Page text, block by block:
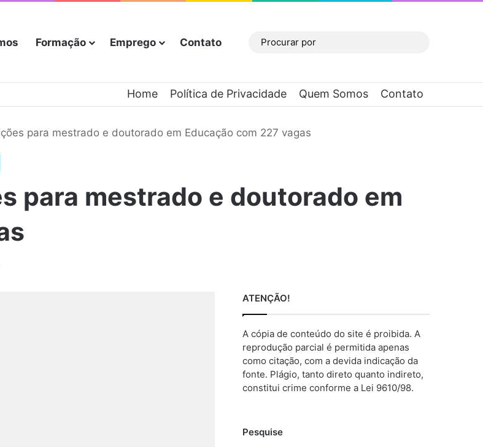
Formação Emprego Contato Barra Lateral
Home Política de Privacidade Quem Somos Contato
para mestrado e doutorado em Educação com 227 vagas
para mestrado e doutorado em
ATENÇÃO!
A cópia de conteúdo do site é proibida. A
reprodução parcial é permitida apenas
como citação, com a devida indicação da
fonte. Plágio, tanto direto quanto indireto,
constitui crime conforme a Lei 9610/98.
Pesquise